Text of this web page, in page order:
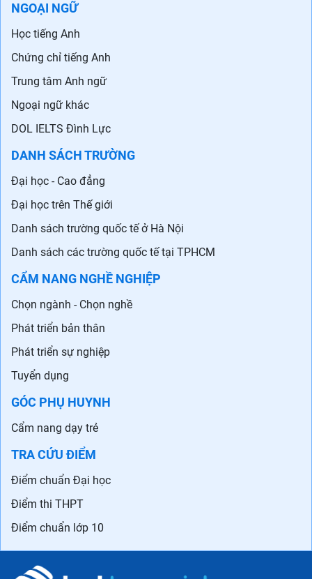
NGOẠI NGỮ
Học tiếng Anh
Chứng chỉ tiếng Anh
Trung tâm Anh ngữ
Ngoại ngữ khác
DOL IELTS Đình Lực
DANH SÁCH TRƯỜNG
Đại học - Cao đẳng
Đại học trên Thế giới
Danh sách trường quốc tế ở Hà Nội
Danh sách các trường quốc tế tại TPHCM
CẨM NANG NGHỀ NGHIỆP
Chọn ngành - Chọn nghề
Phát triển bản thân
Phát triển sự nghiệp
Tuyển dụng
GÓC PHỤ HUYNH
Cẩm nang dạy trẻ
TRA CỨU ĐIỂM
Điểm chuẩn Đại học
Điểm thi THPT
Điểm chuẩn lớp 10